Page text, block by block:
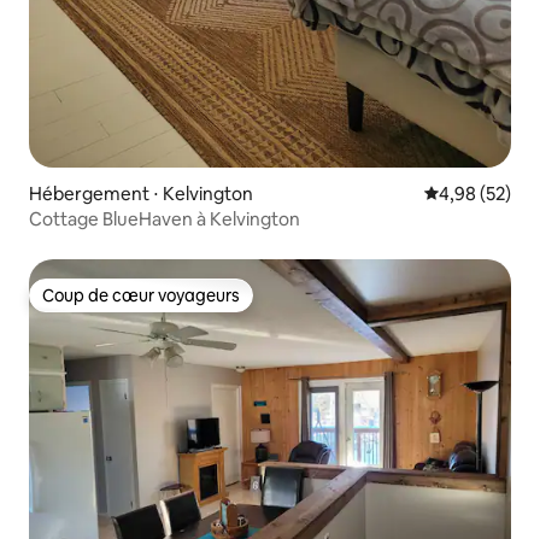
Hébergement ⋅ Kelvington Évaluation
4,98 (52)
Cottage BlueHaven à Kelvington
Coup de cœur voyageurs
Coup de cœur voyageurs